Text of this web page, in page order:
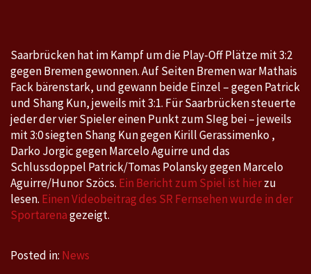
Saarbrücken hat im Kampf um die Play-Off Plätze mit 3:2
gegen Bremen gewonnen. Auf Seiten Bremen war Mathais
Fack bärenstark, und gewann beide Einzel – gegen Patrick
und Shang Kun, jeweils mit 3:1. Für Saarbrücken steuerte
jeder der vier Spieler einen Punkt zum SIeg bei – jeweils
mit 3:0 siegten Shang Kun gegen Kirill Gerassimenko ,
Darko Jorgic gegen Marcelo Aguirre und das
Schlussdoppel Patrick/Tomas Polansky gegen Marcelo
Aguirre/Hunor Szöcs. Ein Bericht zum Spiel ist hierzu
lesen. Einen Videobeitrag des SR Fernsehen wurde in der
Sportarenagezeigt.
Posted in: News